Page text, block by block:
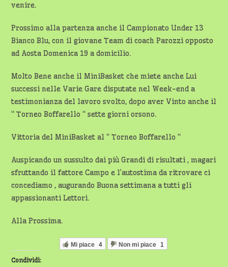
venire.
Prossimo alla partenza anche il Campionato Under 13
Bianco Blu, con il giovane Team di coach Parozzi opposto
ad Aosta Domenica 19 a domicilio.
Molto Bene anche il MiniBasket che miete anche Lui
successi nelle Varie Gare disputate nel Week-end a
testimonianza del lavoro svolto, dopo aver Vinto anche il
“ Torneo Boffarello “ sette giorni orsono.
Vittoria del MiniBasket al “ Torneo Boffarello “
Auspicando un sussulto dai più Grandi di risultati , magari
sfruttando il fattore Campo e l’autostima da ritrovare ci
concediamo , augurando Buona settimana a tutti gli
appassionanti Lettori.
Alla Prossima.
Mi piace 4 Non mi piace 1
Condividi: